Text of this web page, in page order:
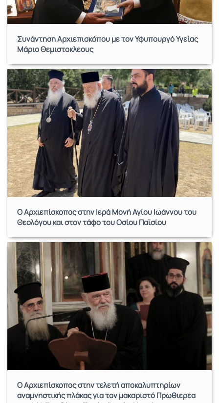
Συνάντηση Αρχιεπισκόπου με τον Υφυπουργό Υγείας
Μάριο Θεμιστοκλέους
Ο Αρχιεπίσκοπος στην Ιερά Μονή Αγίου Ιωάννου του
Θεολόγου και στον τάφο του Οσίου Παϊσίου
Ο Αρχιεπίσκοπος στην τελετή αποκαλυπτηρίων
αναμνηστικής πλάκας για τον μακαριστό Πρωθιερέα